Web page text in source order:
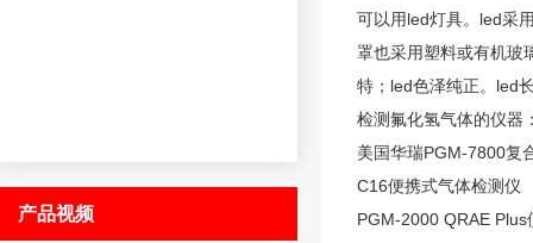
产品视频
可以用led灯具。led采
罩也采用塑料或有机玻
特；led色泽纯正。led
检测氟化氢气体的仪器
美国华瑞PGM-7800复
C16便携式气体检测仪
PGM-2000 QRAE